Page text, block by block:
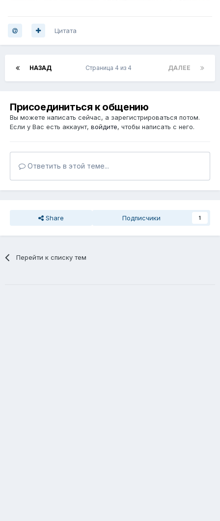
Цитата
НАЗАД ДАЛЕЕ
Страница 4 из 4
Присоединиться к общению
Вы можете написать сейчас, а зарегистрироваться потом.
Если у Вас есть аккаунт, войдите, чтобы написать с него.
Ответить в этой теме...
Share Подписчики 1
Перейти к списку тем